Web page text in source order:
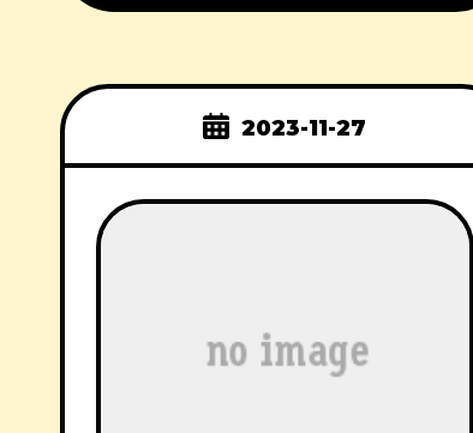
2023-11-27